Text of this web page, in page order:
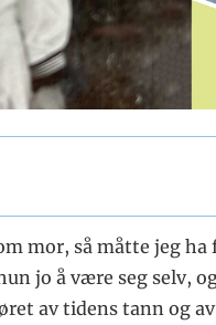
mor, så måtte jeg
jo å være seg selv,
av tidens tann og